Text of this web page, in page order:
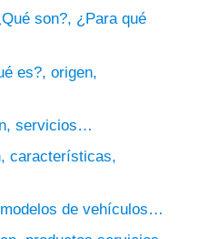
son?, ¿Para qué
es?, origen,
servicios…
características,
de vehículos…